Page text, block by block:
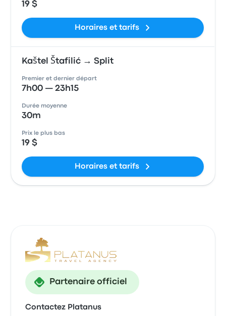
19 $
Horaires et tarifs
Kaštel Štafilić → Split
Premier et dernier départ
7h00 — 23h15
Durée moyenne
30m
Prix le plus bas
19 $
Horaires et tarifs
Partenaire officiel
Contactez Platanus